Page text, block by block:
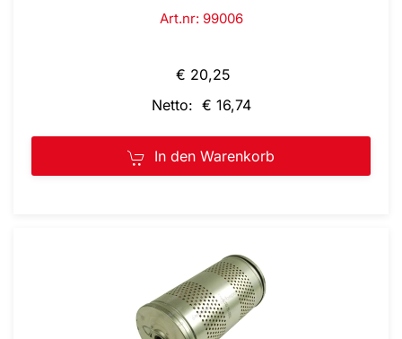
Art.nr: 99006
€ 20,25
Netto: € 16,74
In den Warenkorb